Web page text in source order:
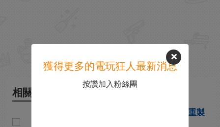
相關新聞
育碧雪上加霜！曝《縱橫諜海》重製
獲得更多的電玩狂人最新消息
按讚加入粉絲團